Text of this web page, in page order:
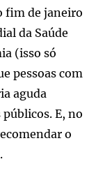
fim de janeiro
da Saúde
(isso só
pessoas com
aguda
E, no
o